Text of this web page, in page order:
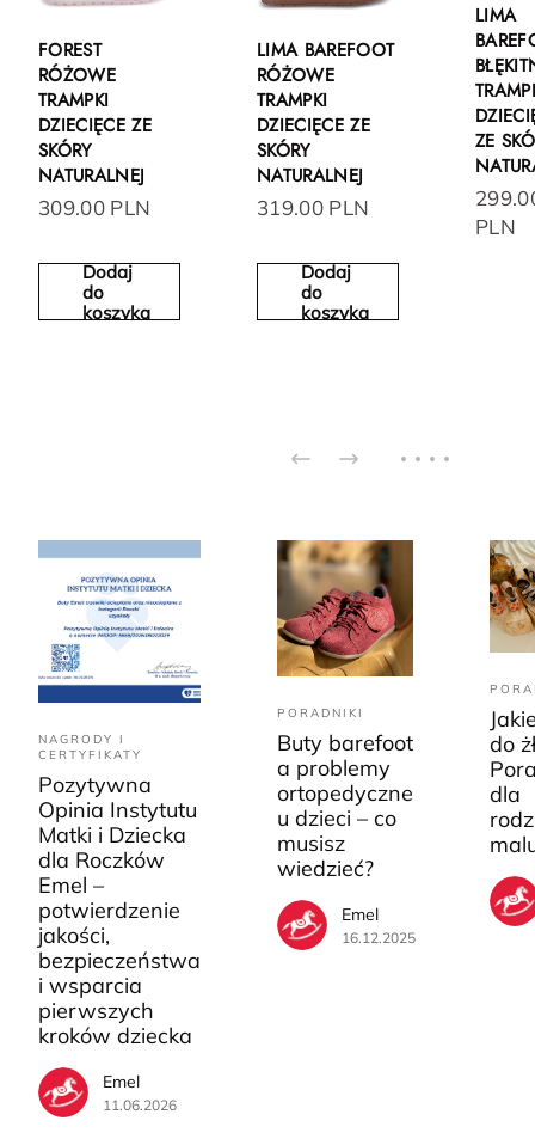
FOREST
RÓŻOWE
TRAMPKI
DZIECIĘCE ZE
SKÓRY
NATURALNEJ
309.00 PLN
Dodaj
do
koszyka
LIMA BAREFOOT
RÓŻOWE
TRAMPKI
DZIECIĘCE ZE
SKÓRY
NATURALNEJ
319.00 PLN
Dodaj
do
koszyka
LIMA
ZE
PLN
NAGRODY I
CERTYFIKATY
Pozytywna
Opinia Instytutu
Matki i Dziecka
dla Roczków
Emel –
potwierdzenie
jakości,
bezpieczeństwa
i wsparcia
pierwszych
kroków dziecka
Emel
11.06.2026
PORADNIKI
Buty barefoot
a problemy
ortopedyczne
u dzieci – co
musisz
wiedzieć?
Emel
16.12.2025
do
dla